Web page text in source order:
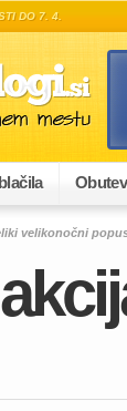
DO 7. 4.
Obutev
velikonočni